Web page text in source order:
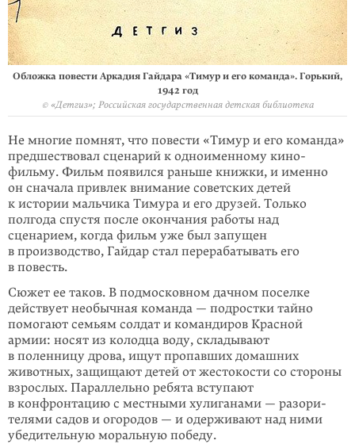
Обложка повести Аркадия Гайдара «Тимур и его команда». Горький,
1942 год
© «Детгиз»; Российская государственная детская библиотека
Не многие помнят, что повести «Тимур и его команда»
предшествовал сцена­рий к одноименному кино­
фильму. Фильм появился раньше книжки, и имен­но
он сначала привлек внимание советских детей
к истории мальчика Тимура и его друзей. Только
полгода спустя после окончания работы над
сценарием, когда фильм уже был запущен
в производство, Гайдар стал перерабатывать его
в повесть.
Сюжет ее таков. В подмосковном дачном поселке
действует необычная коман­да — подростки тайно
помогают семьям солдат и командиров Красной
армии: носят из колодца воду, скла­дывают
в поленницу дрова, ищут пропавших до­маш­­них
животных, защищают детей от жестокости со стороны
взрослых. Па­рал­лельно ребята вступают
в конфронтацию с местными хулиганами — разо­ри­
телями садов и огородов — и одер­живают над ними
убедительную мораль­ную победу.